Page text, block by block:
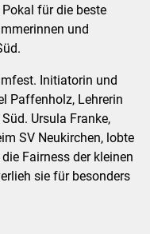
für die beste
und
Initiatorin und
Paffenholz, Lehrerin
Ursula Franke,
SV Neukirchen, lobte
Fairness der kleinen
sie für besonders